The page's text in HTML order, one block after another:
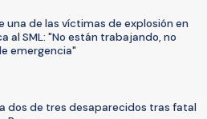
una de las víctimas de explosión en
al SML: "No están trabajando, no
emergencia"
dos de tres desaparecidos tras fatal